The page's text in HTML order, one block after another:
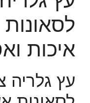
איכות
עץ גלריה